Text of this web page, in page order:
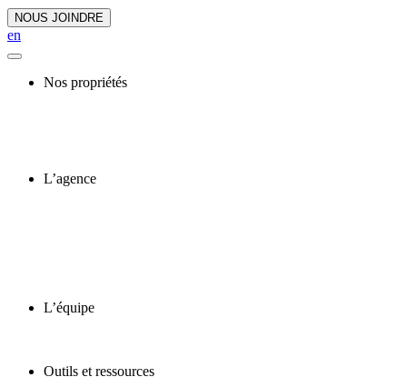
NOUS JOINDRE
en
Nos propriétés
L’agence
L’équipe
Outils et ressources